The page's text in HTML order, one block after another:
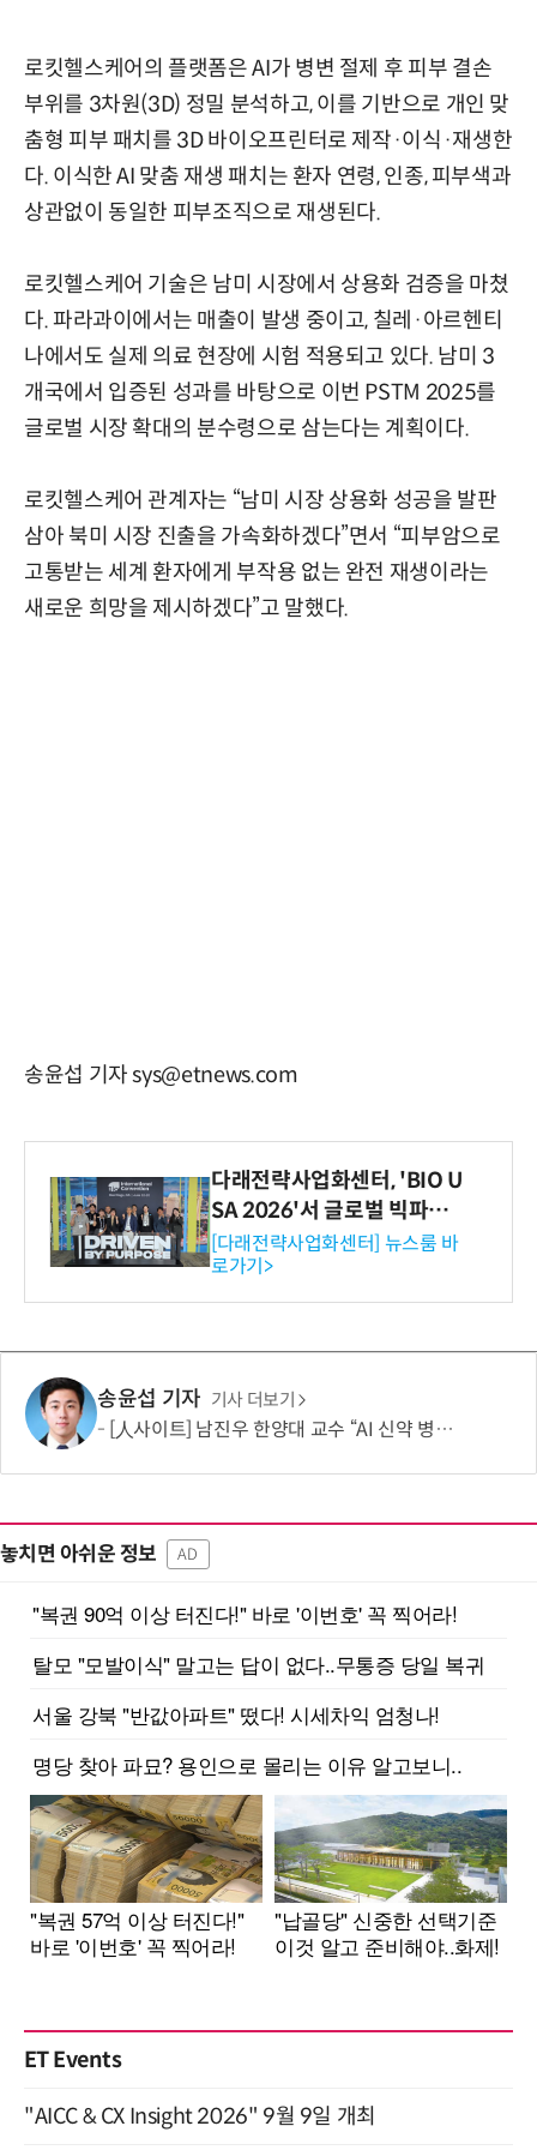
로킷헬스케어의 플랫폼은 AI가 병변 절제 후 피부 결손
부위를 3차원(3D) 정밀 분석하고, 이를 기반으로 개인 맞
춤형 피부 패치를 3D 바이오프린터로 제작·이식·재생한
다. 이식한 AI 맞춤 재생 패치는 환자 연령, 인종, 피부색과
상관없이 동일한 피부조직으로 재생된다.
로킷헬스케어 기술은 남미 시장에서 상용화 검증을 마쳤
다. 파라과이에서는 매출이 발생 중이고, 칠레·아르헨티
나에서도 실제 의료 현장에 시험 적용되고 있다. 남미 3
개국에서 입증된 성과를 바탕으로 이번 PSTM 2025를
글로벌 시장 확대의 분수령으로 삼는다는 계획이다.
로킷헬스케어 관계자는 “남미 시장 상용화 성공을 발판
삼아 북미 시장 진출을 가속화하겠다”면서 “피부암으로
고통받는 세계 환자에게 부작용 없는 완전 재생이라는
새로운 희망을 제시하겠다”고 말했다.
송윤섭 기자 sys@etnews.com
다래전략사업화센터, 'BIO U
SA 2026'서 글로벌 빅파마
와의 비즈니스 미팅 지원…K
-바이오 해외 진출 교두보 확
보
[다래전략사업화센터] 뉴스룸 바
로가기>
송윤섭 기자 기사 더보기
[人사이트] 남진우 한양대 교수 “AI 신약 병목, K-문샷으로 극복해 개발 속도 10배 향상”
놓치면 아쉬운 정보 AD
ET Events
"AICC & CX Insight 2026" 9월 9일 개최